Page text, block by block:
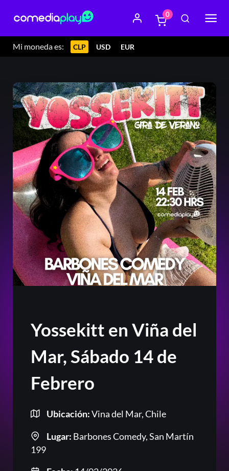
Mi moneda es: CLP USD EUR
0
Yossekitt en Viña del
Mar, Sábado 14 de
Febrero
Ubicación:Vina del Mar, Chile
Lugar: Barbones Comedy, San Martín
199